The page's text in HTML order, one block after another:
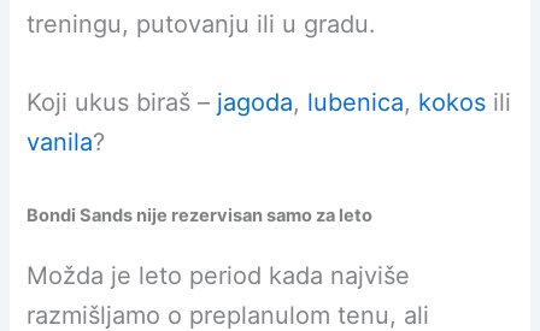
treningu, putovanju ili u gradu.
Koji ukus biraš – jagoda, lubenica, kokos ili
vanila?
Bondi Sands nije rezervisan samo za leto
Možda je leto period kada najviše
razmišljamo o preplanulom tenu, ali